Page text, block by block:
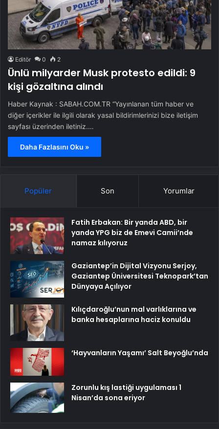
Editör 0 2
Ünlü milyarder Musk protesto edildi: 9
kişi gözaltına alındı
Haber Kaynak : SABAH.COM.TR “Yayınlanan tüm haber ve
diğer içerikler ile ilgili olarak yasal bildirimlerinizi bize iletişim
sayfası üzerinden iletiniz.…
Daha Fazlasını Oku »
Popüler Son Yorumlar
Fatih Erbakan: Bir yanda ABD, bir
yanda YPG biz de Emevi Camii’nde
namaz kılıyoruz
Gaziantep’in Dijital Vizyonu Serjoy,
Gaziantep Üniversitesi Teknopark’tan
Dünyaya Açılıyor
Kılıçdaroğlu’nun mal varlıklarına ve
banka hesaplarına haciz konuldu
‘Hayvanların Yaşamı’ Salt Beyoğlu’nda
Zorunlu kış lastiği uygulaması 1
Nisan’da sona eriyor